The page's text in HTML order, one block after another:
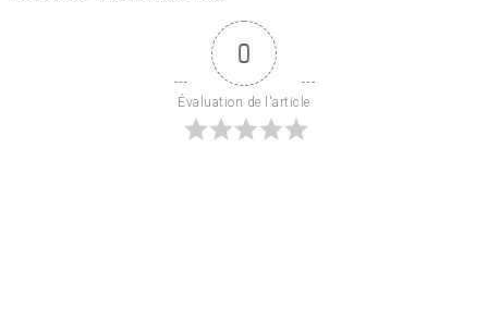
0
Évaluation de l'article